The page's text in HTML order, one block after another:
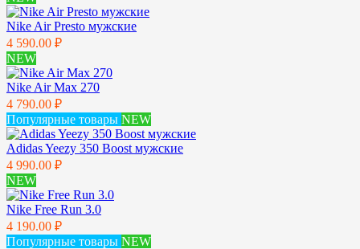
Nike Air Presto мужские
4 590.00 ₽
NEW
Nike Air Max 270
4 790.00 ₽
Популярные товары NEW
Adidas Yeezy 350 Boost мужские
4 990.00 ₽
NEW
Nike Free Run 3.0
4 190.00 ₽
Популярные товары NEW